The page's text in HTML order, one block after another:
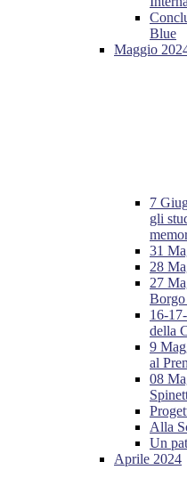
Blue
Maggio
7
gli
31
28
27
Borgo
16-
della
9
al
08
Alla
Un
Aprile 2024